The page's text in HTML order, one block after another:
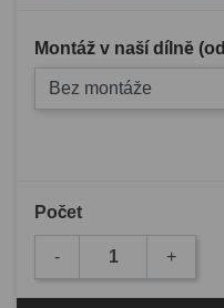
Montáž v naší dílně (od
Bez montáže
Počet
- +